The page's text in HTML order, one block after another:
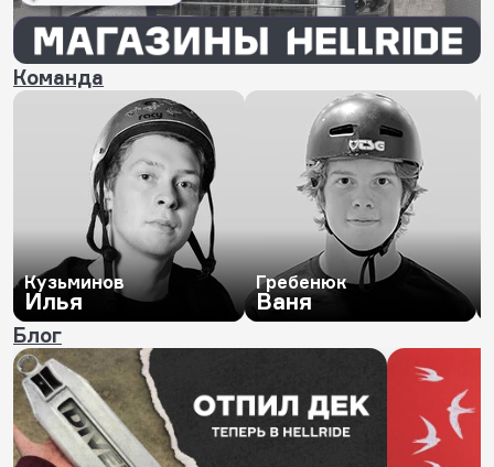
Команда
Кузьминов
Илья
Гребенюк
Ваня
Блог